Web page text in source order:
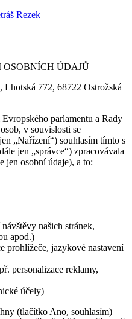
Rezek
OSOBNÍCH ÚDAJŮ
772, 68722 Ostrožská
parlamentu a Rady
v souvislosti se
„Nařízení“) souhlasím tímto s
jen „správce“) zpracovávala
jen osobní údaje), a to:
našich stránek,
apod.)
prohlížeče, jazykové nastavení
personalizace reklamy,
účely)
(tlačítko Ano, souhlasím)